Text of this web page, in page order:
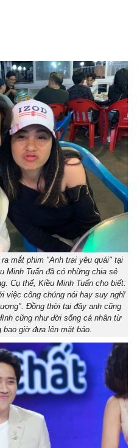
mắt phim "Anh trai yêu quái" tại
Minh Tuấn đã có những chia sẻ
Cụ thể, Kiều Minh Tuấn cho biết:
việc công chúng nói hay suy nghĩ
Đồng thời tại đây anh cũng
cũng như đời sống cá nhân từ
giờ đưa lên mặt báo.